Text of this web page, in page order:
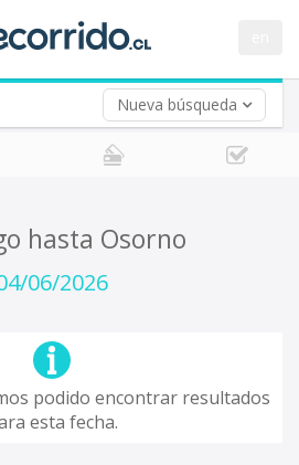
Nueva búsqueda
hasta Osorno
06/2026
podido encontrar resultados
esta fecha.